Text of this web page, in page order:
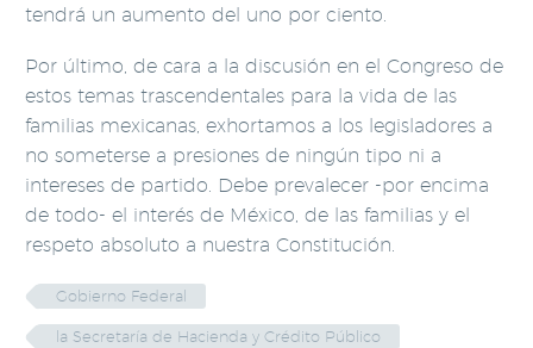
tendrá un aumento del uno por ciento.
Por último, de cara a la discusión en el Congreso de
estos temas trascendentales para la vida de las
familias mexicanas, exhortamos a los legisladores a
no someterse a presiones de ningún tipo ni a
intereses de partido. Debe prevalecer -por encima
de todo- el interés de México, de las familias y el
respeto absoluto a nuestra Constitución.
Gobierno Federal
la Secretaría de Hacienda y Crédito Público